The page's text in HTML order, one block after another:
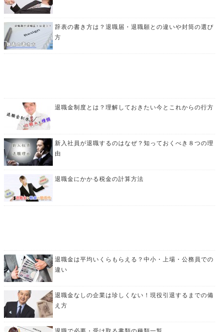
辞表の書き方は？退職届・退職願との違いや封筒の選び
方
退職金制度とは？理解しておきたい今とこれからの行方
新入社員が退職するのはなぜ？知っておくべき８つの理
由
退職金にかかる税金の計算方法
退職金は平均いくらもらえる？中小・上場・公務員での
違い
退職金なしの企業は珍しくない！現役引退するまでの備
え方